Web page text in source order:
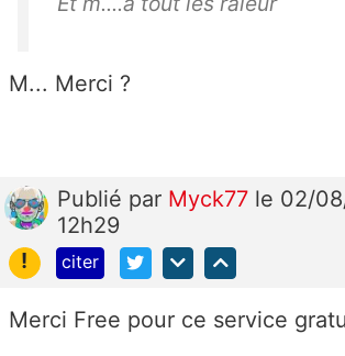
M... Merci ?
Publié par Myck77 le 02/
12h29
!
citer
Merci Free pour ce service